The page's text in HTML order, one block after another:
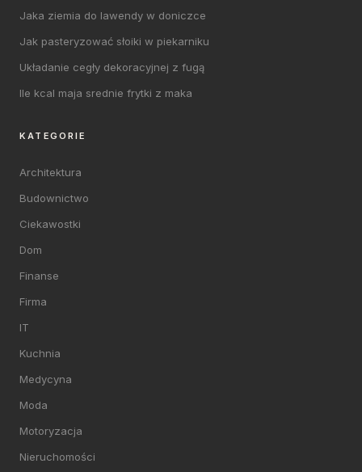
Jaka ziemia do lawendy w doniczce
Jak pasteryzować słoiki w piekarniku
Układanie cegły dekoracyjnej z fugą
Ile kcal maja srednie frytki z maka
KATEGORIE
Architektura
Budownictwo
Ciekawostki
Dom
Finanse
Firma
IT
Kuchnia
Medycyna
Moda
Motoryzacja
Nieruchomości